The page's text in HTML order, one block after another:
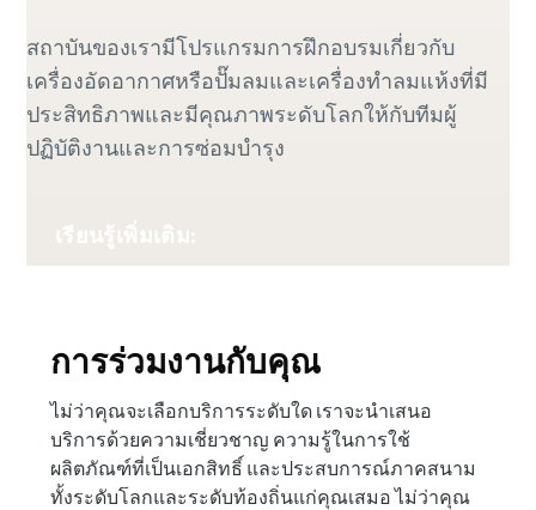
สถาบันของเรามีโปรแกรมการฝึกอบรมเกี่ยวกับ
เครื่องอัดอากาศหรือปั๊มลมและเครื่องทำลมแห้งที่มี
ประสิทธิภาพและมีคุณภาพระดับโลกให้กับทีมผู้
ปฏิบัติงานและการซ่อมบำรุง
เรียนรู้เพิ่มเติม:
การร่วมงานกับคุณ
ไม่ว่าคุณจะเลือกบริการระดับใด เราจะนำเสนอ
บริการด้วยความเชี่ยวชาญ ความรู้ในการใช้
ผลิตภัณฑ์ที่เป็นเอกสิทธิ์ และประสบการณ์ภาคสนาม
ทั้งระดับโลกและระดับท้องถิ่นแก่คุณเสมอ ไม่ว่าคุณ